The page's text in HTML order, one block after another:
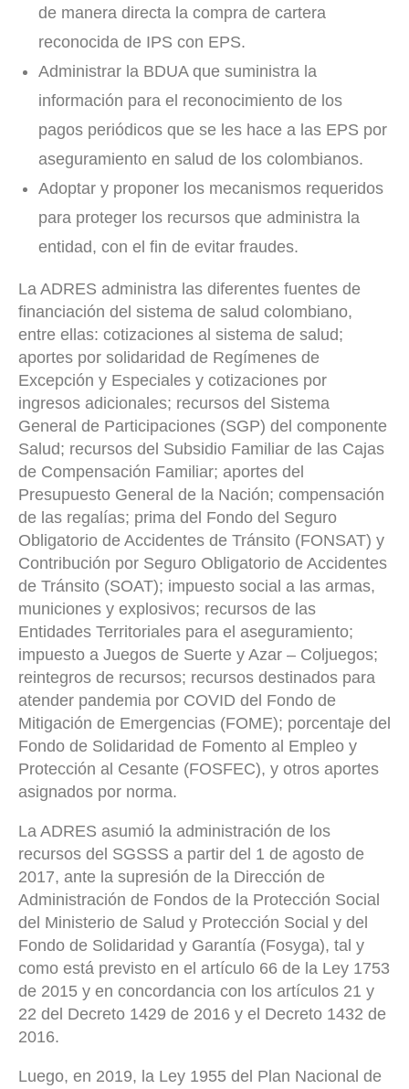
de manera directa la compra de cartera
reconocida de IPS con EPS.
Administrar la BDUA que suministra la
información para el reconocimiento de los
pagos periódicos que se les hace a las EPS por
aseguramiento en salud de los colombianos.
Adoptar y proponer los mecanismos requeridos
para proteger los recursos que administra la
entidad, con el fin de evitar fraudes.
La ADRES administra las diferentes fuentes de
financiación del sistema de salud colombiano,
entre ellas: cotizaciones al sistema de salud;
aportes por solidaridad de Regímenes de
Excepción y Especiales y cotizaciones por
ingresos adicionales; recursos del Sistema
General de Participaciones (SGP) del componente
Salud; recursos del Subsidio Familiar de las Cajas
de Compensación Familiar; aportes del
Presupuesto General de la Nación; compensación
de las regalías; prima del Fondo del Seguro
Obligatorio de Accidentes de Tránsito (FONSAT) y
Contribución por Seguro Obligatorio de Accidentes
de Tránsito (SOAT); impuesto social a las armas,
municiones y explosivos; recursos de las
Entidades Territoriales para el aseguramiento;
impuesto a Juegos de Suerte y Azar – Coljuegos;
reintegros de recursos; recursos destinados para
atender pandemia por COVID del Fondo de
Mitigación de Emergencias (FOME); porcentaje del
Fondo de Solidaridad de Fomento al Empleo y
Protección al Cesante (FOSFEC), y otros aportes
asignados por norma.
La ADRES asumió la administración de los
recursos del SGSSS a partir del 1 de agosto de
2017, ante la supresión de la Dirección de
Administración de Fondos de la Protección Social
del Ministerio de Salud y Protección Social y del
Fondo de Solidaridad y Garantía (Fosyga), tal y
como está previsto en el artículo 66 de la Ley 1753
de 2015 y en concordancia con los artículos 21 y
22 del Decreto 1429 de 2016 y el Decreto 1432 de
2016.
Luego, en 2019, la Ley 1955 del Plan Nacional de